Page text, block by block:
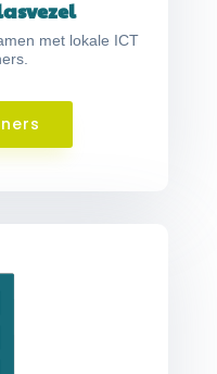
met lokale ICT